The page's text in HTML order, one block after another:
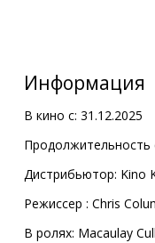
Информация
В кино с: 31.12.2025
Продолжительность
Дистрибьютор: Kino
Pежиссер : Chris
В ролях: Macaulay